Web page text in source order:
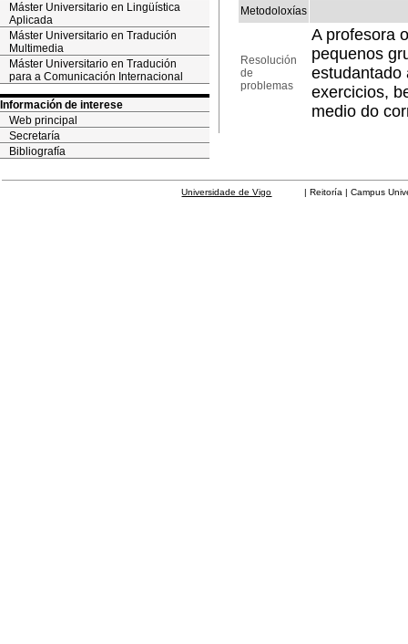
Máster Universitario en Lingüística
Aplicada
Máster Universitario en Tradución
Multimedia
Máster Universitario en Tradución
para a Comunicación Internacional
Información de interese
Web principal
Secretaría
Bibliografía
Metodoloxías
Resolución
de
problemas
A profesora
pequenos
estudantado
exercicios,
medio do
Universidade de Vigo | Reitoría | Campus